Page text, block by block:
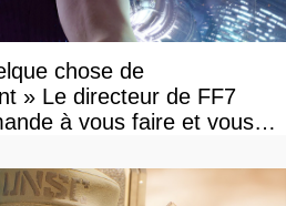
chose de
» Le directeur de FF7
à vous faire et vous